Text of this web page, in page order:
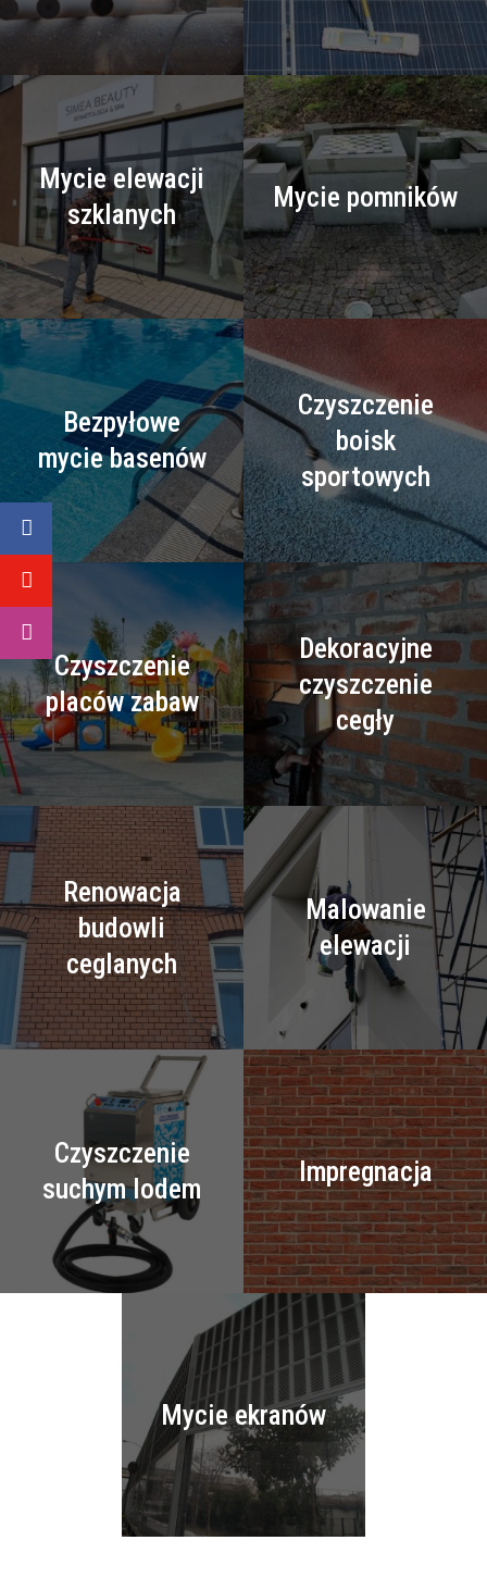
Mycie elewacji
szklanych
Mycie pomników
Bezpyłowe
mycie basenów
Czyszczenie
boisk
sportowych
Czyszczenie
placów zabaw
Dekoracyjne
czyszczenie
cegły
Renowacja
budowli
ceglanych
Malowanie
elewacji
Czyszczenie
suchym lodem
Impregnacja
Mycie ekranów